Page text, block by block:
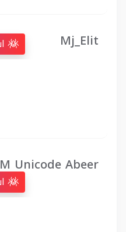
Mj_Elit
M Unicode Abeer